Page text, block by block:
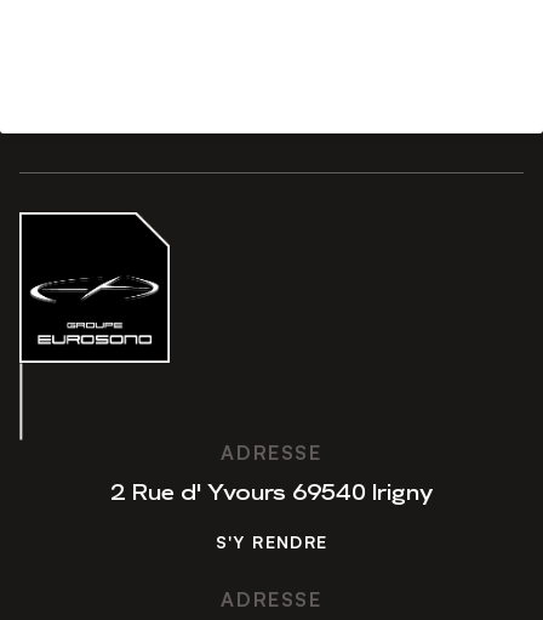
ADRESSE
2 Rue d' Yvours 69540 Irigny
S'Y RENDRE
ADRESSE